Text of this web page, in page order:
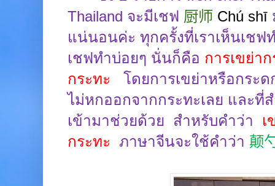
Thailand จะมีเชฟ 厨师 Chú shī
แน่นอนค่ะ ทุกครั้งที่เราเห็นเชฟ
เชฟทำบ่อยๆ นั่นก็คือ การเขย่า
กระทะ
โดยการเขย่าหรือกระ
ไม่หกออกจากกระทะเลย และที่
เข้ามาช่วยด้วย สำหรับคำว่า
เ
กระทะ ภาษาจีนจะใช้คำว่า 颠